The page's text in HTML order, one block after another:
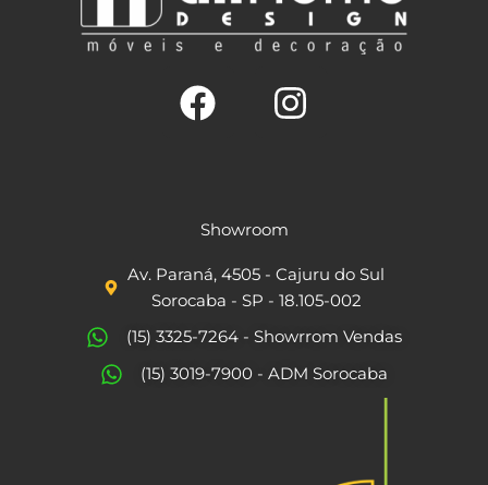
c
e
b
o
o
t
a
g
r
Showroom
Av. Paraná, 4505 - Cajuru do Sul
Sorocaba - SP - 18.105-002
(15) 3325-7264 - Showrrom Vendas
(15) 3019-7900 - ADM Sorocaba